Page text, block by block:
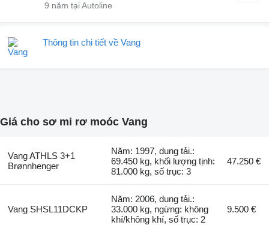
9 năm tại Autoline
Thông tin chi tiết về Vang
Giá cho sơ mi rơ moóc Vang
Vang ATHLS 3+1
Brønnhenger
Năm: 1997, dung tải.:
69.450 kg, khối lượng tịnh:
81.000 kg, số trục: 3
47.250 €
Vang SHSL11DCKP
Năm: 2006, dung tải.:
33.000 kg, ngừng: không
khí/không khí, số trục: 2
9.500 €